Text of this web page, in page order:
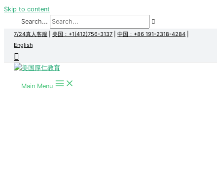
Skip to content
Search...
7/24真人客服 美国：+1(412)756-3137 中国：+86 191-2318-4284
English
Main Menu